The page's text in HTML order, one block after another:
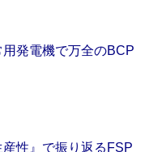
発電機で万全のBCP
性』で振り返るFSP